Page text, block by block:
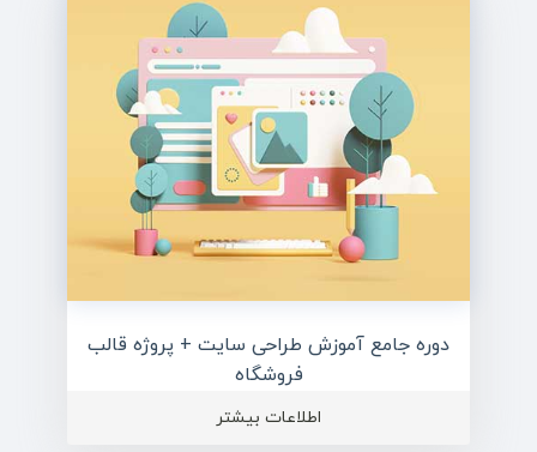
دوره جامع آموزش طراحی سایت + پروژه قالب
فروشگاه
اطلاعات بیشتر